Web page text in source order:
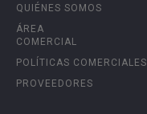
QUIÉNES SOMOS
ÁREA
COMERCIAL
POLÍTICAS COMERCIALES
PROVEEDORES